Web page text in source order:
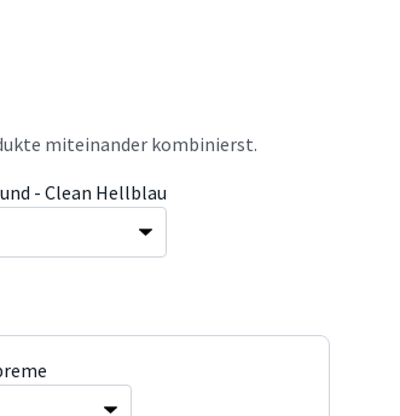
miteinander kombinierst.
- Clean Hellblau